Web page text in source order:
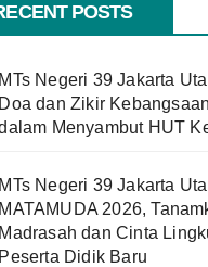
POSTS
MTs Negeri 39 Jakarta
Doa dan Zikir
Menyambut HUT
MTs Negeri 39 Jakarta
MATAMUDA 2026,
Madrasah dan Cinta
Peserta Didik Baru